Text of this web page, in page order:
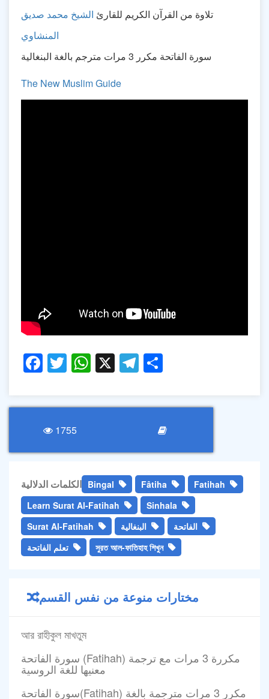
تلاوة من القرآن الكريم للقارئ الشيخ محمد صديق
المنشاوي
سورة الفاتحة مكرر 3 مرات مترجم بالغة البنغالية
The New Muslim Guide
Facebook
Twitter
WhatsApp
X Telegram
1755
الكلمات الدلالية Bingal Fâtiha
Fatihah
Learn Surat Al-Fatihah
Sinhala
Surat Al-Fatihah
البنغالية
الفاتحة
تعلم الفاتحة
সুরত আল-ফাতিহাহ শিখুন
مختارات منوعة من نفس القسم
আর রাহীকুল মাখতুম
سورة الفاتحة (Fatihah) مكررة 3 مرات مع ترجمة
معنيها للغة الروسية
سورة الفاتحة(Fatihah) مكرر 3 مرات مترجمة بالغة